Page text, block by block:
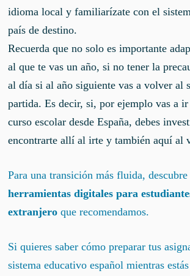
idioma local y familiarízate con el
país de destino.
Recuerda que no solo es importante
al que te vas un año, si no tener la
al día si al año siguiente vas a volver al
partida. Es decir, si, por ejemplo vas a
curso escolar desde España, debes
encontrarte allí al irte y también aquí al
Para una transición más fluida, descubre
herramientas digitales para
extranjero que recomendamos.
Si quieres saber cómo preparar tus
sistema educativo español mientras